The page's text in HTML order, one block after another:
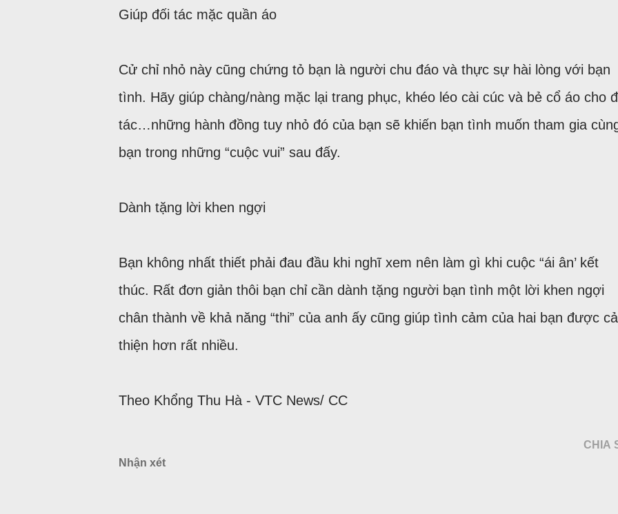
Giúp đối tác mặc quần áo
Cử chỉ nhỏ này cũng chứng tỏ bạn là người chu đáo và thực sự hài lòng với bạn
tình. Hãy giúp chàng/nàng mặc lại trang phục, khéo léo cài cúc và bẻ cổ áo cho
tác…những hành đồng tuy nhỏ đó của bạn sẽ khiến bạn tình muốn tham gia
bạn trong những “cuộc vui” sau đấy.
Dành tặng lời khen ngợi
Bạn không nhất thiết phải đau đầu khi nghĩ xem nên làm gì khi cuộc “ái ân’ kết
thúc. Rất đơn giản thôi bạn chỉ cần dành tặng người bạn tình một lời khen ngợi
chân thành về khả năng “thi” của anh ấy cũng giúp tình cảm của hai bạn được
thiện hơn rất nhiều.
Theo Khổng Thu Hà - VTC News/ CC
CHIA
Nhận xét